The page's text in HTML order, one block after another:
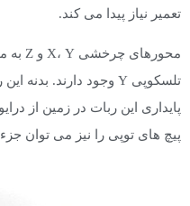
تعمیر نیاز پیدا می کند.
محورهای چرخشی X، Y و Z به محورهای چرخشی سه گانه
پایداری این ربات در زمین از
پیچ های توپی را نیز می توان